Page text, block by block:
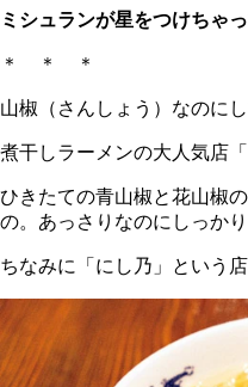
ミシュランが星をつけちゃ
＊ ＊ ＊
山椒（さんしょう）なのに
煮干しラーメンの大人気店
ひきたての青山椒と花山椒
の。あっさりなのにしっか
ちなみに「にし乃」という